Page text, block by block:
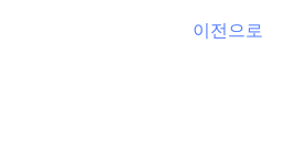
이전으로